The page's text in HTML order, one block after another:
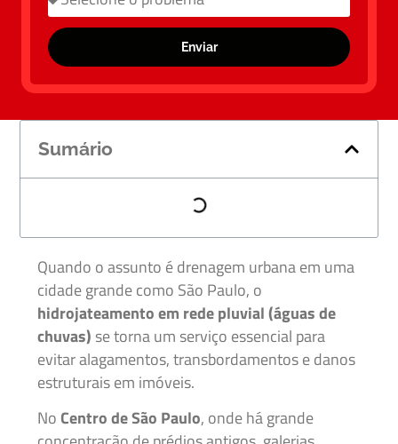
Enviar
Sumário
Quando o assunto é drenagem urbana em uma
cidade grande como São Paulo, o
hidrojateamento em rede pluvial (águas de
chuvas) se torna um serviço essencial para
evitar alagamentos, transbordamentos e danos
estruturais em imóveis.
No Centro de São Paulo, onde há grande